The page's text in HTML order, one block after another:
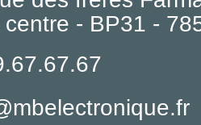
centre - BP31 -